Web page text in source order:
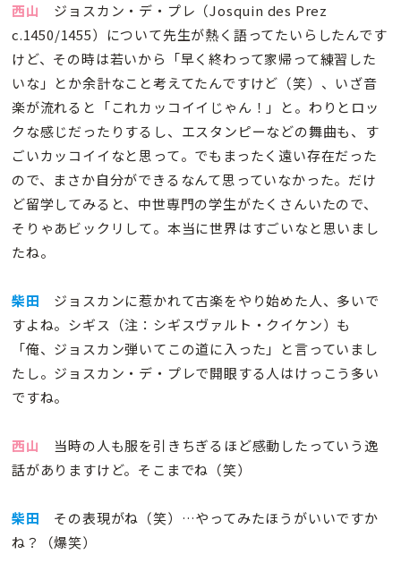
西山
ジョスカン・デ・プレ（Josquin des Prez
c.1450/1455）について先生が熱く語ってたいらしたんです
けど、その時は若いから「早く終わって家帰って練習した
いな」とか余計なこと考えてたんですけど（笑）、いざ音
楽が流れると「これカッコイイじゃん！」と。わりとロッ
クな感じだったりするし、エスタンピーなどの舞曲も、す
ごいカッコイイなと思って。でもまったく遠い存在だった
ので、まさか自分ができるなんて思っていなかった。だけ
ど留学してみると、中世専門の学生がたくさんいたので、
そりゃあビックリして。本当に世界はすごいなと思いまし
たね。
柴田 ジョスカンに惹かれて古楽をやり始めた人、多いで
すよね。シギス（注：シギスヴァルト・クイケン）も
「俺、ジョスカン弾いてこの道に入った」と言っていまし
たし。ジョスカン・デ・プレで開眼する人はけっこう多い
ですね。
西山
当時の人も服を引きちぎるほど感動したっていう逸
話がありますけど。そこまでね（笑）
柴田 その表現がね（笑）…やってみたほうがいいですか
ね？（爆笑）